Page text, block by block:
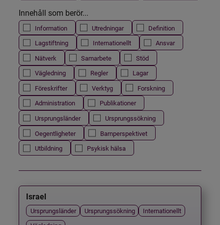
Innehåll som berör...
Information Utredningar
Definition
Lagstiftning
Internationellt
Ansvar
Nätverk
Samarbete
Stöd
Vägledning
Regler
Lagar
Föreskrifter
Verktyg
Forskning
Administration
Publikationer
Ursprungsländer
Ursprungssökning
Oegentligheter
Barnperspektivet
Utbildning
Psykisk hälsa
Israel
Ursprungsländer Ursprungssökning
Internationellt